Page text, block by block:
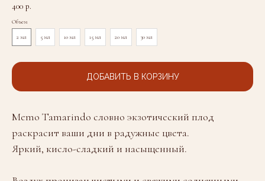
400 р.
Объем
2 мл 5 мл 10 мл 15 мл 20 мл 30 мл
ДОБАВИТЬ В КОРЗИНУ
Memo Tamarindo словно экзотический плод
раскрасит ваши дни в радужные цвета.
Яркий, кисло-сладкий и насыщенный.